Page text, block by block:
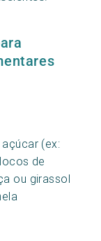
(ex:
de
ou girassol